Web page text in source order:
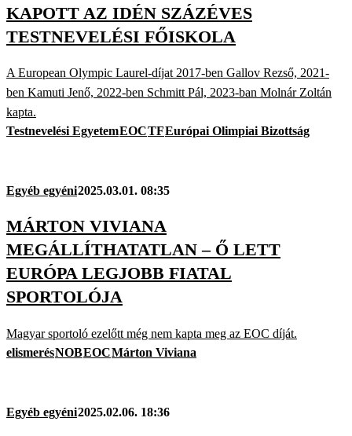
KAPOTT AZ IDÉN SZÁZÉVES
TESTNEVELÉSI FŐISKOLA
A European Olympic Laurel-díjat 2017-ben Gallov Rezső, 2021-
ben Kamuti Jenő, 2022-ben Schmitt Pál, 2023-ban Molnár Zoltán
kapta.
Testnevelési EgyetemEOCTFEurópai Olimpiai Bizottság
Egyéb egyéni2025.03.01. 08:35
MÁRTON VIVIANA
MEGÁLLÍTHATATLAN – Ő LETT
EURÓPA LEGJOBB FIATAL
SPORTOLÓJA
Magyar sportoló ezelőtt még nem kapta meg az EOC díját.
elismerésNOBEOCMárton Viviana
Egyéb egyéni2025.02.06. 18:36